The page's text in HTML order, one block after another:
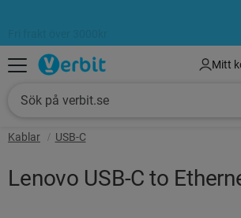
Mitt
Kablar USB-C
Lenovo USB-C to